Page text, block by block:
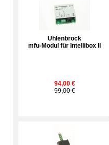
Uhlenbrock
mfu-Modul für Intellibox II
94,00 €
99,00 €